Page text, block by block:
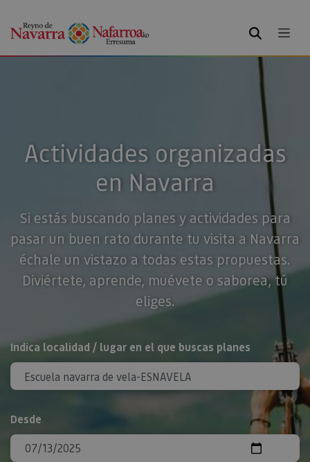
BUSCAR
Actividades organizadas
en Navarra
Si estás buscando planes y actividades para
pasar un buen rato durante tu visita a Navarra
échale un vistazo a todas estas propuestas.
Diviértete, aprende, muévete o saborea, tú
eliges.
BUSCAR
Indica localidad / lugar en el que buscas planes
Desde